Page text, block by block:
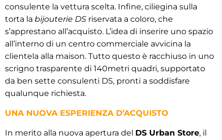
consulente la vettura scelta. Infine, ciliegina sulla
torta la bijouterie DS riservata a coloro, che
s’apprestano all’acquisto. L’idea di inserire uno spazio
all’interno di un centro commerciale avvicina la
clientela alla maison. Tutto questo è racchiuso in uno
scrigno trasparente di 140metri quadri, supportato
da ben sette consulenti DS, pronti a soddisfare
qualunque richiesta.
UNA NUOVA ESPERIENZA D’ACQUISTO
In merito alla nuova apertura del DS Urban Store, il